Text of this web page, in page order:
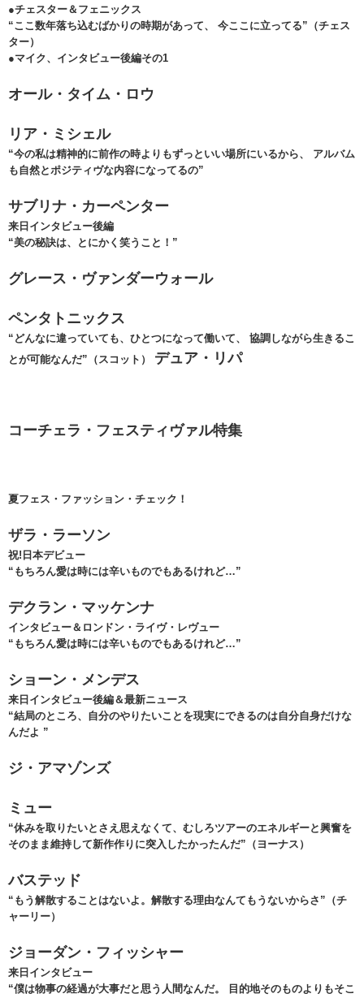
●チェスター＆フェニックス
“ここ数年落ち込むばかりの時期があって、 今ここに立ってる”（チェス
ター）
●マイク、インタビュー後編その1
オール・タイム・ロウ
リア・ミシェル
“今の私は精神的に前作の時よりもずっといい場所にいるから、 アルバム
も自然とポジティヴな内容になってるの”
サブリナ・カーペンター
来日インタビュー後編
“美の秘訣は、とにかく笑うこと！”
グレース・ヴァンダーウォール
ペンタトニックス
“どんなに違っていても、ひとつになって働いて、 協調しながら生きるこ
とが可能なんだ”（スコット） デュア・リパ
コーチェラ・フェスティヴァル特集
夏フェス・ファッション・チェック！
ザラ・ラーソン
祝!日本デビュー
“もちろん愛は時には辛いものでもあるけれど…”
デクラン・マッケンナ
インタビュー＆ロンドン・ライヴ・レヴュー
“もちろん愛は時には辛いものでもあるけれど…”
ショーン・メンデス
来日インタビュー後編＆最新ニュース
“結局のところ、自分のやりたいことを現実にできるのは自分自身だけな
んだよ ”
ジ・アマゾンズ
ミュー
“休みを取りたいとさえ思えなくて、むしろツアーのエネルギーと興奮を
そのまま維持して新作作りに突入したかったんだ”（ヨーナス）
バステッド
“もう解散することはないよ。解散する理由なんてもうないからさ”（チ
ャーリー）
ジョーダン・フィッシャー
来日インタビュー
“僕は物事の経過が大事だと思う人間なんだ。 目的地そのものよりもそこ